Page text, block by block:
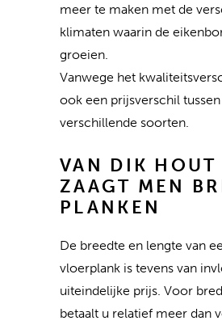
meer te maken met de
klimaten waarin de
groeien.
Vanwege het
ook een prijsverschil
verschillende soorten.
VAN DIK HOUT
ZAAGT MEN
PLANKEN
De breedte en lengte van
vloerplank is tevens van
uiteindelijke prijs. Voor
betaalt u relatief meer dan